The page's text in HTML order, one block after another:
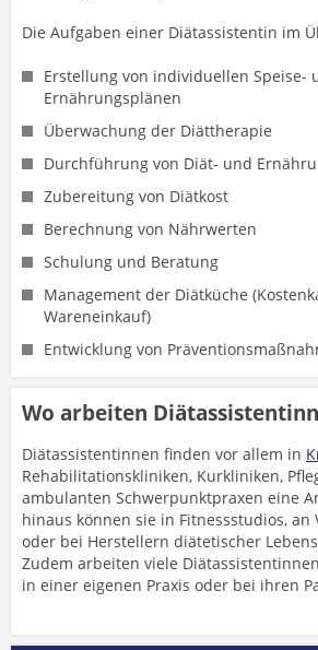
Die Aufgaben einer Diätassistentin im
Erstellung von individuellen Speise-
Ernährungsplänen
Überwachung der Diättherapie
Durchführung von Diät- und
Zubereitung von Diätkost
Berechnung von Nährwerten
Schulung und Beratung
Management der Diätküche
Wareneinkauf)
Entwicklung von
Wo arbeiten
Diätassistentinnen finden vor allem in
Rehabilitationskliniken, Kurkliniken,
ambulanten Schwerpunktpraxen eine
hinaus können sie in Fitnessstudios, an
oder bei Herstellern diätetischer
Zudem arbeiten viele
in einer eigenen Praxis oder bei ihren